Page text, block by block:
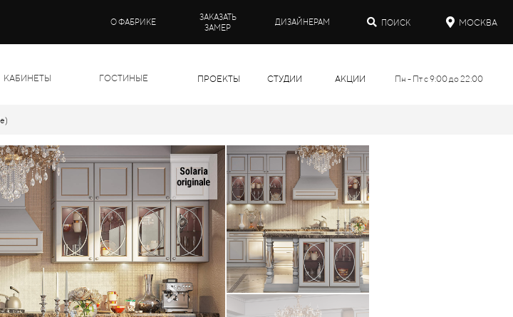
О ФАБРИКЕ
ЗАКАЗАТЬ
ЗАМЕР
ДИЗАЙНЕРАМ ПОИСК МОСКВА
КАБИНЕТЫ ГОСТИНЫЕ ПРОЕКТЫ СТУДИИ АКЦИИ Пн - Пт с 9:00 до 22:00